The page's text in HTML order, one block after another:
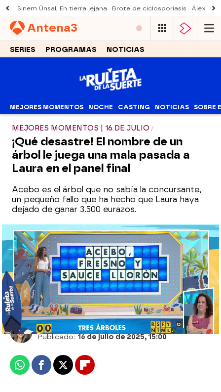
Sinem Ünsal, En tierra lejana Brote de ciclosporiasis Álex
Antena3
SERIES PROGRAMAS NOTICIAS
MEJORES MOMENTOS NOCHE CASTING NOTICIAS SOBRE
MEJORES MOMENTOS | 16 DE JULIO
¡Qué desastre! El nombre de un
árbol le juega una mala pasada a
Laura en el panel final
Acebo es el árbol que no sabía la concursante,
un pequeño fallo que ha hecho que Laura haya
dejado de ganar 3.500 eurazos.
Rumbo a Disneyland: ¡Laura se lleva 2.525
eurazos para su viaje!
Arancha Mela
Publicado:16 de julio de 2025, 15:00
WhatsappFacebook
X Flipboard